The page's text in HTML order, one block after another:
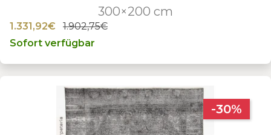
300×200 cm
1.331,92€
1.902,75€
Sofort verfügbar
-30%